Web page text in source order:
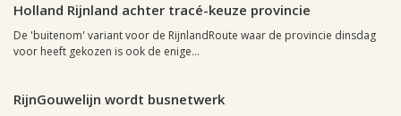
Holland Rijnland achter tracé-keuze provincie
De 'buitenom' variant voor de RijnlandRoute waar de provincie dinsdag
voor heeft gekozen is ook de enige...
RijnGouwelijn wordt busnetwerk